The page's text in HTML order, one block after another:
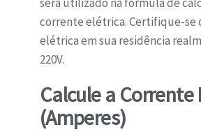
corrente elétrica. Certifique-se
elétrica em sua residência
220V.
Calcule a
(Amperes)